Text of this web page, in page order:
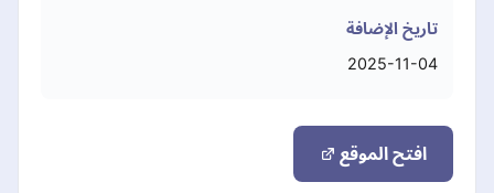
تاريخ الإضافة
2025-11-04
افتح الموقع